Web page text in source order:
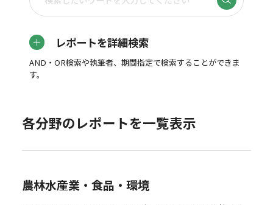
レポートを詳細検索
AND・OR検索や執筆者、期間指定で検索することができま
す。
各分野のレポートを一覧表示
農林水産業・食品・環境